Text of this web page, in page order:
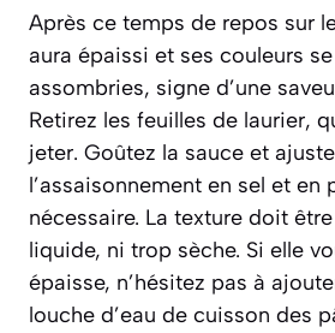
Après ce temps de repos sur
aura épaissi et ses couleurs
assombries, signe d’une
Retirez les feuilles de laurier,
jeter. Goûtez la sauce et
l’assaisonnement en sel et en
nécessaire. La texture doit
liquide, ni trop sèche. Si elle
épaisse, n’hésitez pas à
louche d’eau de cuisson des